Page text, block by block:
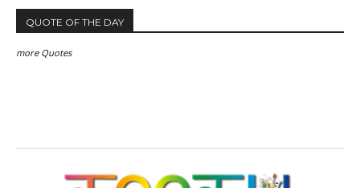
QUOTE OF THE DAY
more Quotes